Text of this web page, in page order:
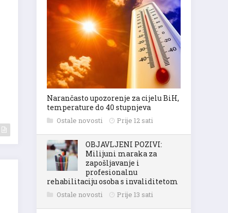
Narančasto upozorenje za cijelu BiH,
temperature do 40 stupnjeva
Ostale novosti Prije 12 sati
OBJAVLJENI POZIVI:
Milijuni maraka za
zapošljavanje i
profesionalnu
rehabilitaciju osoba s invaliditetom
Ostale novosti Prije 13 sati